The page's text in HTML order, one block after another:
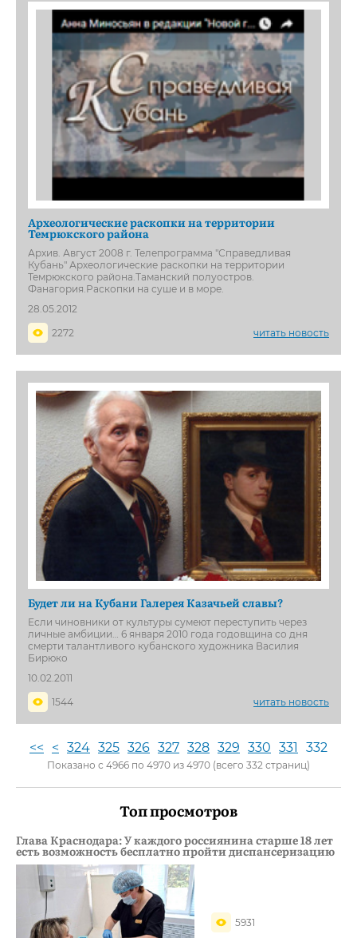
Археологические раскопки на территории
Темрюкского района
Архив. Август 2008 г. Телепрограмма "Справедливая
Кубань" Археологические раскопки на территории
Темрюкского района.Таманский полуостров.
Фанагория.Раскопки на суше и в море.
28.05.2012
2272
читать новость
Будет ли на Кубани Галерея Казачьей славы?
Если чиновники от культуры сумеют переступить через
личные амбиции… 6 января 2010 года годовщина со дня
смерти талантливого кубанского художника Василия
Бирюко
10.02.2011
1544
читать новость
<< < 324 325 326 327 328 329 330 331 332
Показано с 4966 по 4970 из 4970 (всего 332 страниц)
Топ просмотров
Глава Краснодара: У каждого россиянина старше 18 лет
есть возможность бесплатно пройти диспансеризацию
5931